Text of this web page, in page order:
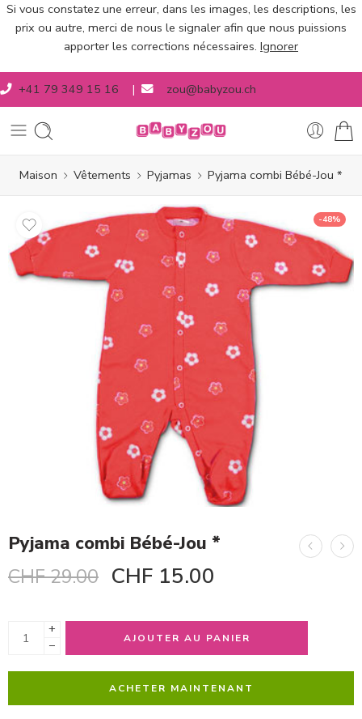
Si vous constatez une erreur, dans les images, les descriptions, les
prix ou autre, merci de nous le signaler afin que nous puissions
apporter les corrections nécessaires. Ignorer
+41 79 349 15 16 | zou@babyzou.ch
Maison Vêtements Pyjamas Pyjama combi Bébé-Jou *
-48%
Pyjama combi Bébé-Jou *
CHF29.00 CHF 15.00
+
−
AJOUTER AU PANIER
ACHETER MAINTENANT